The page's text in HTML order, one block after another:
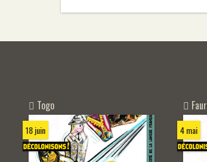
Togo
18 juin 4 mai